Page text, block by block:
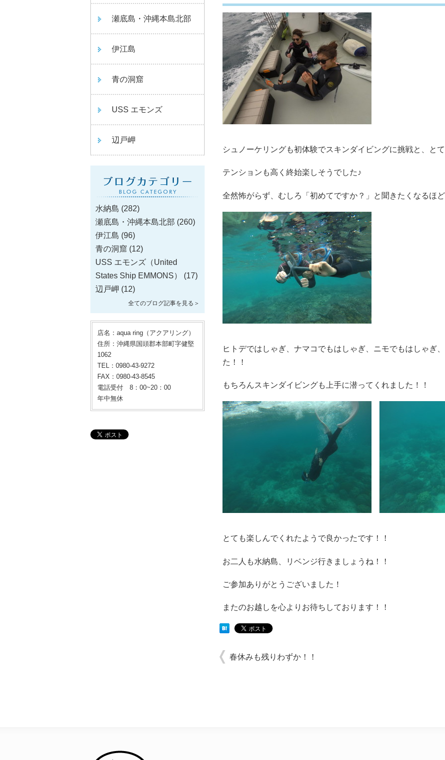
瀬底島・沖縄本島北部
伊江島
青の洞窟
USS エモンズ
辺戸岬
水納島 (282)
瀬底島・沖縄本島北部 (260)
伊江島 (96)
青の洞窟 (12)
USS エモンズ（United
States Ship EMMONS）
(17)
辺戸岬 (12)
全てのブログ記事を見る＞
店名：aqua ring（アクアリング）
住所：沖縄県国頭郡本部町字健堅
1062
TEL：0980-43-9272
FAX：0980-43-8545
電話受付 8：00~20：00
年中無休
シュノーケリングも初体験でスキンダイビングに挑戦と、と
テンションも高く終始楽しそうでした♪
全然怖がらず、むしろ「初めてですか？」と聞きたくなるほ
ヒトデではしゃぎ、ナマコでもはしゃぎ、ニモでもはしゃぎ
た！！
もちろんスキンダイビングも上手に潜ってくれました！！
とても楽しんでくれたようで良かったです！！
お二人も水納島、リベンジ行きましょうね！！
ご参加ありがとうございました！
またのお越しを心よりお待ちしております！！
春休みも残りわずか！！